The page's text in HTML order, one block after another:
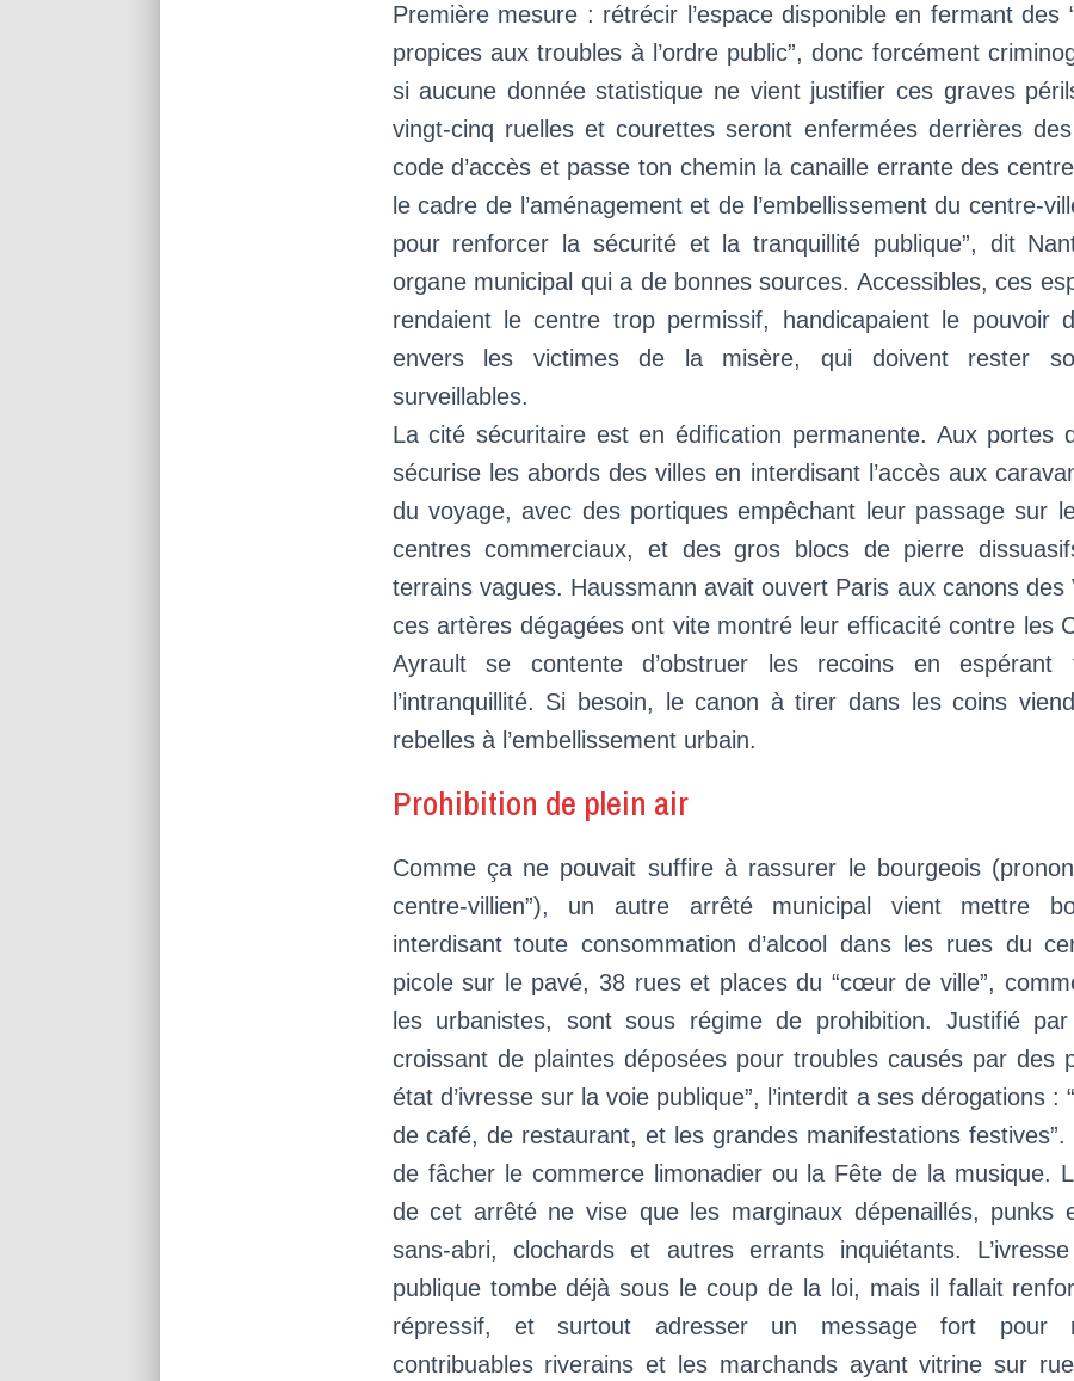
Première mesure : rétrécir l’espace disponible en fermant des
propices aux troubles à l’ordre public”, donc forcément
si aucune donnée statistique ne vient justifier ces graves
vingt-cinq ruelles et courettes seront enfermées derrières
code d’accès et passe ton chemin la canaille errante des
le cadre de l’aménagement et de l’embellissement du centre-
pour renforcer la sécurité et la tranquillité publique”, dit
organe municipal qui a de bonnes sources. Accessibles, ces
rendaient le centre trop permissif, handicapaient le pouvoir
envers les victimes de la misère, qui doivent rester
surveillables.
La cité sécuritaire est en édification permanente. Aux portes
sécurise les abords des villes en interdisant l’accès aux
du voyage, avec des portiques empêchant leur passage sur
centres commerciaux, et des gros blocs de pierre
terrains vagues. Haussmann avait ouvert Paris aux canons des
ces artères dégagées ont vite montré leur efficacité contre les
Ayrault se contente d’obstruer les recoins en espérant
l’intranquillité. Si besoin, le canon à tirer dans les coins
rebelles à l’embellissement urbain.
Prohibition de plein air
Comme ça ne pouvait suffire à rassurer le bourgeois
centre-villien”), un autre arrêté municipal vient mettre
interdisant toute consommation d’alcool dans les rues du
picole sur le pavé, 38 rues et places du “cœur de ville”,
les urbanistes, sont sous régime de prohibition. Justifié
croissant de plaintes déposées pour troubles causés par des
état d’ivresse sur la voie publique”, l’interdit a ses dérogations :
de café, de restaurant, et les grandes manifestations festives”.
de fâcher le commerce limonadier ou la Fête de la musique.
de cet arrêté ne vise que les marginaux dépenaillés, punks
sans-abri, clochards et autres errants inquiétants.
publique tombe déjà sous le coup de la loi, mais il fallait
répressif, et surtout adresser un message fort pour
contribuables riverains et les marchands ayant vitrine sur